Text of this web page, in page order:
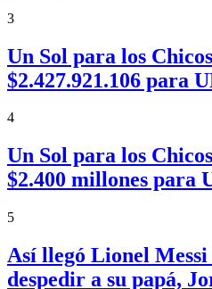
3
Un Sol para los
$2.427.921.106 para
4
Un Sol para los
$2.400 millones para
5
Así llegó Lionel
despedir a su papá,